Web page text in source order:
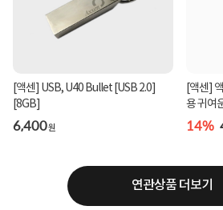
[액센] USB, U40 Bullet [USB 2.0]
[8GB]
6,400원
[액센]
용 귀여
14%
연관상품 더보기